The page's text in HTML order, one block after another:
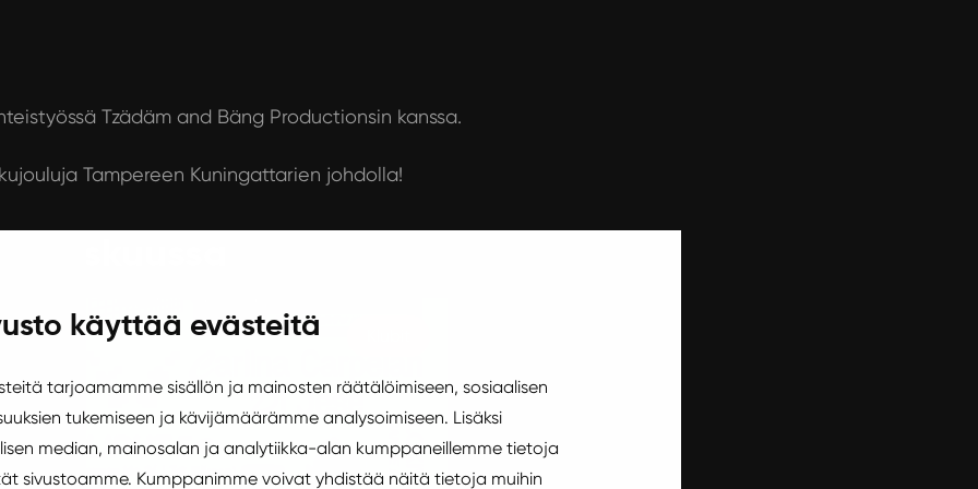
käyttää evästeitä
tarjoamamme sisällön ja mainosten räätälöimiseen, sosiaalisen
tukemiseen ja kävijämäärämme analysoimiseen. Lisäksi
median, mainosalan ja analytiikka-alan kumppaneillemme tietoja
sivustoamme. Kumppanimme voivat yhdistää näitä tietoja muihin
Tzädäm and Bäng Productionsin kanssa.
Tampereen Kuningattarien johdolla!